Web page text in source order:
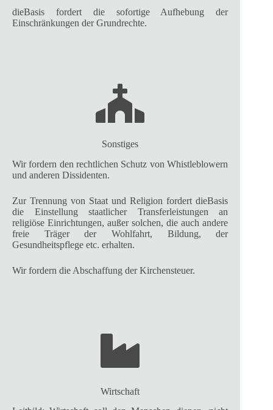
dieBasis fordert die sofortige Aufhebung der
Einschränkungen der Grundrechte.
Sonstiges
Wir fordern den rechtlichen Schutz von Whistleblowern
und anderen Dissidenten.
Zur Trennung von Staat und Religion fordert dieBasis
die Einstellung staatlicher Transferleistungen an
religiöse Einrichtungen, außer solchen, die auch andere
freie Träger der Wohlfahrt, Bildung, der
Gesundheitspflege etc. erhalten.
Wir fordern die Abschaffung der Kirchensteuer.
Wirtschaft